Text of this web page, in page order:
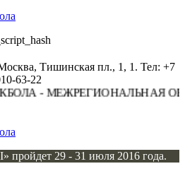
Тишинская пл., 1, 1. Тел: +7
63-22
- МЕЖРЕГИОНАЛЬНАЯ
пройдет 29 - 31 июля 2016 года.